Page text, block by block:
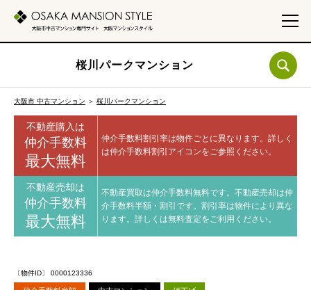
桜川パークマンション
大阪市 中古マンション ＞ 桜川パークマンション
不動産購入は
仲介手数料
最大無料
仲介手数料割引率は物件ごとに異なります。 詳しく
は仲介手数料割引アイコンをご参照ください。
不動産売却は
仲介手数料
最大無料
不動産買取は仲介手数料無料です。 不動産売却は仲
介手数料半額・割引です。 割引率は物件により異な
ります。 詳しくは無料査定をご利用ください。
〔物件ID〕 0000123336